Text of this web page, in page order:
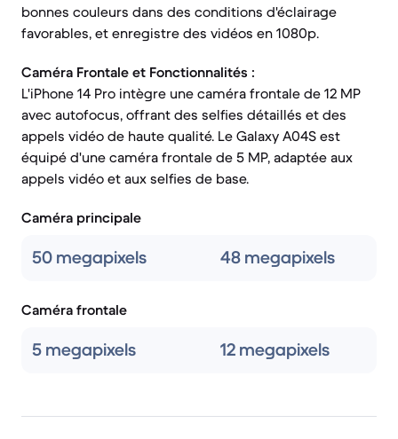
bonnes couleurs dans des conditions d'éclairage
favorables, et enregistre des vidéos en 1080p.
Caméra Frontale et Fonctionnalités :
L'iPhone 14 Pro intègre une caméra frontale de 12 MP
avec autofocus, offrant des selfies détaillés et des
appels vidéo de haute qualité. Le Galaxy A04S est
équipé d'une caméra frontale de 5 MP, adaptée aux
appels vidéo et aux selfies de base.
Caméra principale
50 megapixels 48 megapixels
Caméra frontale
5 megapixels 12 megapixels